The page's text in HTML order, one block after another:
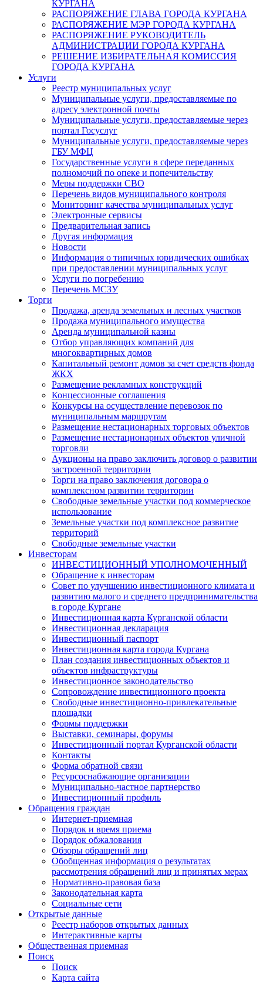
КУРГАНА
РАСПОРЯЖЕНИЕ ГЛАВА ГОРОДА КУРГАНА
РАСПОРЯЖЕНИЕ МЭР ГОРОДА КУРГАНА
РАСПОРЯЖЕНИЕ РУКОВОДИТЕЛЬ
АДМИНИСТРАЦИИ ГОРОДА КУРГАНА
РЕШЕНИЕ ИЗБИРАТЕЛЬНАЯ КОМИССИЯ
ГОРОДА КУРГАНА
Услуги
Реестр муниципальных услуг
Муниципальные услуги, предоставляемые по
адресу электронной почты
Муниципальные услуги, предоставляемые через
портал Госуслуг
Муниципальные услуги, предоставляемые через
ГБУ МФЦ
Государственные услуги в сфере переданных
полномочий по опеке и попечительству
Меры поддержки СВО
Перечень видов муниципального контроля
Мониторинг качества муниципальных услуг
Электронные сервисы
Предварительная запись
Другая информация
Новости
Информация о типичных юридических ошибках
при предоставлении муниципальных услуг
Услуги по погребению
Перечень МСЗУ
Торги
Продажа, аренда земельных и лесных участков
Продажа муниципального имущества
Аренда муниципальной казны
Отбор управляющих компаний для
многоквартирных домов
Капитальный ремонт домов за счет средств фонда
ЖКХ
Размещение рекламных конструкций
Концессионные соглашения
Конкурсы на осуществление перевозок по
муниципальным маршрутам
Размещение нестационарных торговых объектов
Размещение нестационарных объектов уличной
торговли
Аукционы на право заключить договор о развитии
застроенной территории
Торги на право заключения договора о
комплексном развитии территории
Свободные земельные участки под коммерческое
использование
Земельные участки под комплексное развитие
территорий
Свободные земельные участки
Инвесторам
ИНВЕСТИЦИОННЫЙ УПОЛНОМОЧЕННЫЙ
Обращение к инвесторам
Совет по улучшению инвестиционного климата и
развитию малого и среднего предпринимательства
в городе Кургане
Инвестиционная карта Курганской области
Инвестиционная декларация
Инвестиционный паспорт
Инвестиционная карта города Кургана
План создания инвестиционных объектов и
объектов инфраструктуры
Инвестиционное законодательство
Сопровождение инвестиционного проекта
Свободные инвестиционно-привлекательные
площадки
Формы поддержки
Выставки, семинары, форумы
Инвестиционный портал Курганской области
Контакты
Форма обратной связи
Ресурсоснабжающие организации
Муниципально-частное партнерство
Инвестиционный профиль
Обращения граждан
Интернет-приемная
Порядок и время приема
Порядок обжалования
Обзоры обращений лиц
Обобщенная информация о результатах
рассмотрения обращений лиц и принятых мерах
Нормативно-правовая база
Законодательная карта
Социальные сети
Открытые данные
Реестр наборов открытых данных
Интерактивные карты
Общественная приемная
Поиск
Поиск
Карта сайта